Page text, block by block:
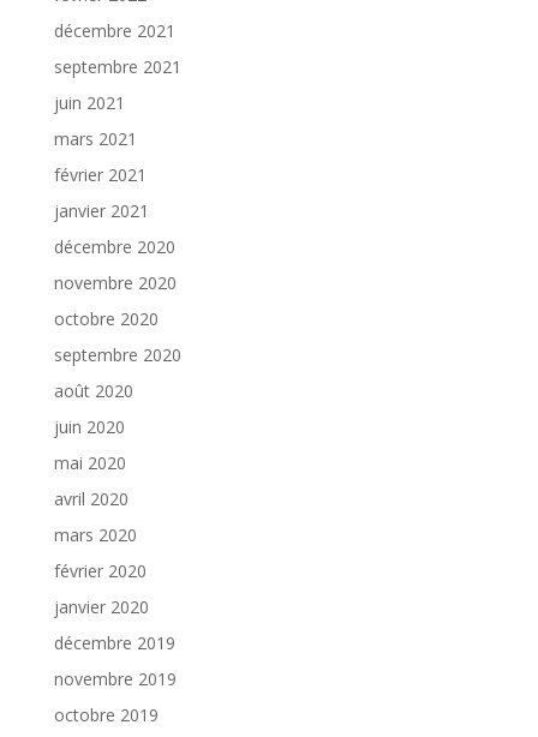
décembre 2021
septembre 2021
juin 2021
mars 2021
février 2021
janvier 2021
décembre 2020
novembre 2020
octobre 2020
septembre 2020
août 2020
juin 2020
mai 2020
avril 2020
mars 2020
février 2020
janvier 2020
décembre 2019
novembre 2019
octobre 2019